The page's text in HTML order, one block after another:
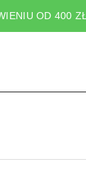
OD 400 ZŁ